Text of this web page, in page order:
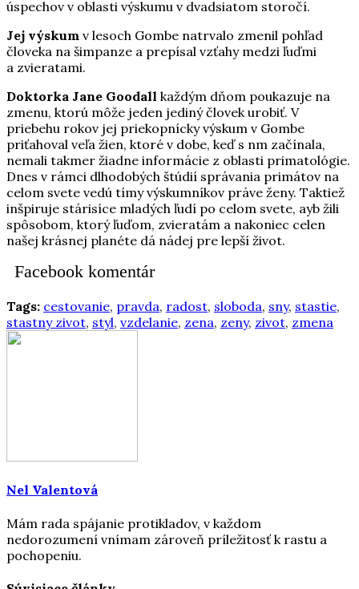
úspechov v oblasti výskumu v dvadsiatom storočí.
Jej výskum v lesoch Gombe natrvalo zmenil pohľad
človeka na šimpanze a prepísal vzťahy medzi ľuďmi
a zvieratami.
Doktorka Jane Goodall každým dňom poukazuje na
zmenu, ktorú môže jeden jediný človek urobiť. V
priebehu rokov jej priekopnícky výskum v Gombe
priťahoval veľa žien, ktoré v dobe, keď s nm začínala,
nemali takmer žiadne informácie z oblasti primatológie.
Dnes v rámci dlhodobých štúdií správania primátov na
celom svete vedú tímy výskumníkov práve ženy. Taktiež
inšpiruje stárisíce mladých ľudí po celom svete, ayb žili
spôsobom, ktorý ľuďom, zvieratám a nakoniec celen
našej krásnej planéte dá nádej pre lepší život.
Facebook komentár
Tags: cestovanie, pravda, radost, sloboda, sny, stastie,
stastny zivot, styl, vzdelanie, zena, zeny, zivot, zmena
Nel Valentová
Mám rada spájanie protikladov, v každom
nedorozumení vnímam zároveň príležitosť k rastu a
pochopeniu.